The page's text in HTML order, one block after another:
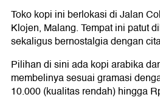
Toko kopi ini berlokasi di Jalan
Klojen, Malang. Tempat ini patut
sekaligus bernostalgia dengan
Pilihan di sini ada kopi arabika
membelinya sesuai gramasi
10.000 (kualitas rendah) hingga